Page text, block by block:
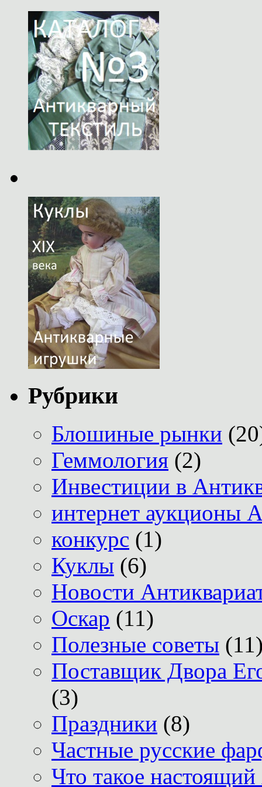
Рубрики
Блошиные рынки
Геммология (2)
Инвестиции в
интернет аукционы
конкурс (1)
Куклы (6)
Новости
Оскар (11)
Полезные советы
Поставщик Двора
(3)
Праздники (8)
Частные русские
Что такое